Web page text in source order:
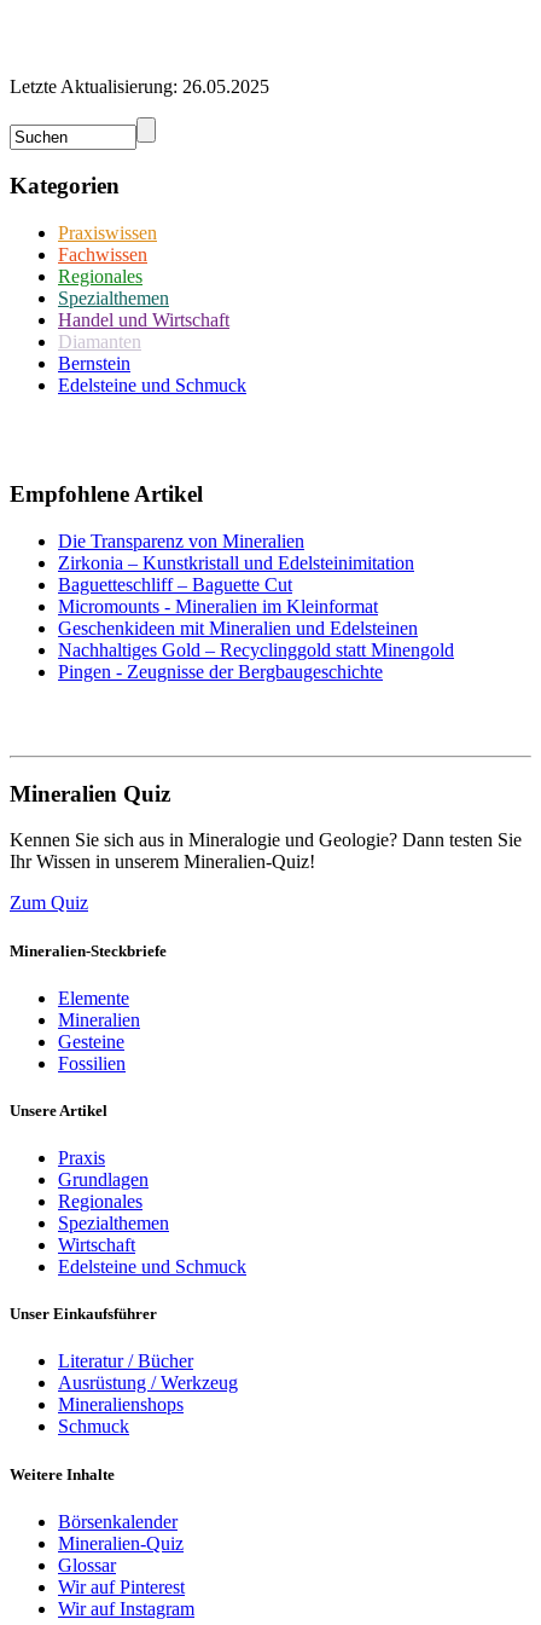
Letzte Aktualisierung: 26.05.2025
Kategorien
Praxiswissen
Fachwissen
Regionales
Spezialthemen
Handel und Wirtschaft
Diamanten
Bernstein
Edelsteine und Schmuck
Empfohlene Artikel
Die Transparenz von Mineralien
Zirkonia – Kunstkristall und Edelsteinimitation
Baguetteschliff – Baguette Cut
Micromounts - Mineralien im Kleinformat
Geschenkideen mit Mineralien und Edelsteinen
Nachhaltiges Gold – Recyclinggold statt Minengold
Pingen - Zeugnisse der Bergbaugeschichte
Mineralien Quiz
Kennen Sie sich aus in Mineralogie und Geologie? Dann testen Sie
Ihr Wissen in unserem Mineralien-Quiz!
Zum Quiz
Mineralien-Steckbriefe
Elemente
Mineralien
Gesteine
Fossilien
Unsere Artikel
Praxis
Grundlagen
Regionales
Spezialthemen
Wirtschaft
Edelsteine und Schmuck
Unser Einkaufsführer
Literatur / Bücher
Ausrüstung / Werkzeug
Mineralienshops
Schmuck
Weitere Inhalte
Börsenkalender
Mineralien-Quiz
Glossar
Wir auf Pinterest
Wir auf Instagram